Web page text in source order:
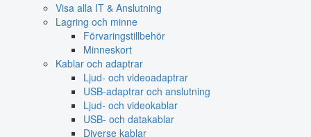
Visa alla IT & Anslutning
Lagring och minne
Förvaringstillbehör
Minneskort
Kablar och adaptrar
Ljud- och videoadaptrar
USB-adaptrar och anslutning
Ljud- och videokablar
USB- och datakablar
Diverse kablar